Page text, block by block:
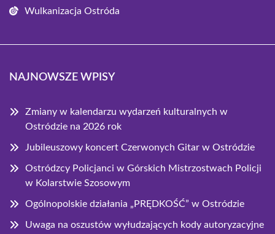
Wulkanizacja Ostróda
NAJNOWSZE WPISY
Zmiany w kalendarzu wydarzeń kulturalnych w
Ostródzie na 2026 rok
Jubileuszowy koncert Czerwonych Gitar w Ostródzie
Ostródzcy Policjanci w Górskich Mistrzostwach Policji
w Kolarstwie Szosowym
Ogólnopolskie działania „PRĘDKOŚĆ” w Ostródzie
Uwaga na oszustów wyłudzających kody autoryzacyjne